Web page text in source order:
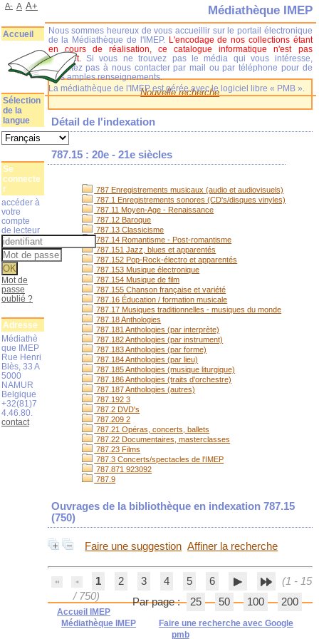
Nouvelle recherche
Détail de l'indexation
787.15 : 20e - 21e siècles
787 Enregistrements musicaux (audio et audiovisuels)
787.1 Enregistrements sonores (CD's/disques vinyles)
787.11 Moyen-Age - Renaissance
787.12 Baroque
787.13 Classicisme
787.14 Romantisme - Post-romantisme
787.151 Jazz, blues et apparentés
787.152 Pop-Rock-électro et apparentés
787.153 Musique électronique
787.154 Musique de film
787.155 Chanson française et variété
787.16 Éducation / formation musicale
787.17 Musiques traditionnelles - musiques du monde
787.18 Anthologies
787.181 Anthologies (par interprète)
787.182 Anthologies (par instrument)
787.183 Anthologies (par forme)
787.184 Anthologies (par lieu)
787.185 Anthologies (musique liturgique)
787.186 Anthologies (traits d'orchestre)
787.187 Anthologies (autres)
787.192 3
787.2 DVD's
787.209 2
787.21 Opéras, concerts, ballets
787.22 Documentaires, masterclasses
787.23 Films
787.3 Concerts/spectacles de l'IMEP
787.871 923092
787.9
Ouvrages de la bibliothèque en indexation 787.15
(750)
Faire une suggestion Affiner la recherche
1 2 3 4 5 6
(1 - 15
/ 750)
Par page : 25 50 100 200
Accueil IMEP
Médiathèque IMEP
Faire une recherche avec Google
pmb
Médiathèque IMEP
Nous sommes heureux de vous accueillir sur le portail électronique
de la Médiathèque de l'IMEP. L'encodage de nos collections étant
en cours de réalisation, ce catalogue informatique n'est pas
complet.
Si vous ne trouvez pas le média qui vous intéresse,
n'hésitez pas à nous contacter par mail ou par téléphone pour de
plus amples renseignements.
La médiathèque de l'IMEP est gérée avec le logiciel libre « PMB ».
A- A A+
Accueil
Sélection
de la
langue
Se
connecte
r
accéder à
votre
compte
de lecteur
Mot de
passe
oublié ?
Adresse
Médiathè
que IMEP
Rue Henri
Blès, 33 A
5000
NAMUR
Belgique
+32(81)7
4.46.80.
contact